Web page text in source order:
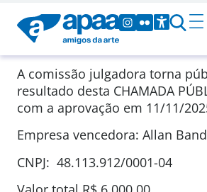
A comissão julgadora torna
resultado desta CHAMADA
com a aprovação em 11/11/
Empresa vencedora: Allan
CNPJ: 48.113.912/0001-04